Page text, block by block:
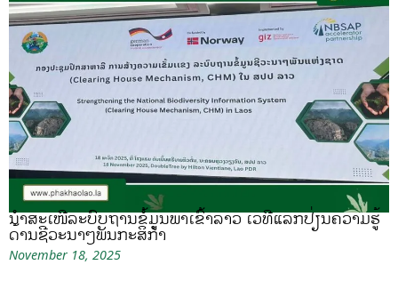
ນຳສະເໜີລະບົບຖານຂໍ້ມູນພາເຂົ້າລາວ ເວທີແລກປ່ຽນຄວາມຮູ້
ດ້ານຊີວະນາໆພັນກະສິກຳ
November 18, 2025